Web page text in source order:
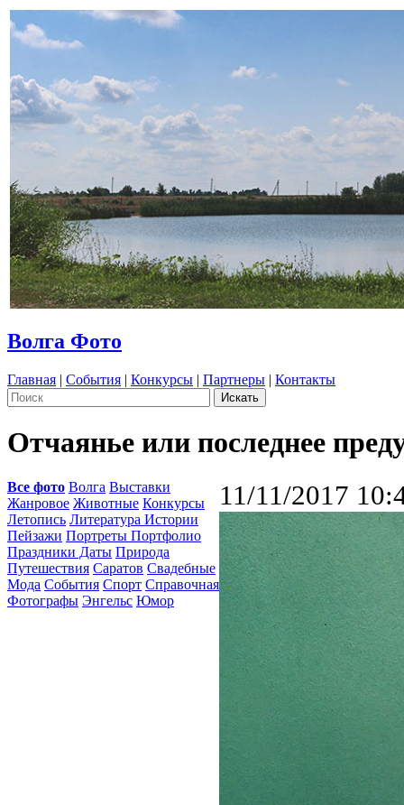
Волга Фото
Главная | События | Конкурсы | Партнеры | Контакты
Отчаянье или последнее
Все фото Волга Выставки
Жанровое Животные Конкурсы
Летопись Литература Истории
Пейзажи Портреты Портфолио
Праздники Даты Природа
Путешествия Саратов Свадебные
Мода События Спорт Справочная
Фотографы Энгельс Юмор
11/11/2017